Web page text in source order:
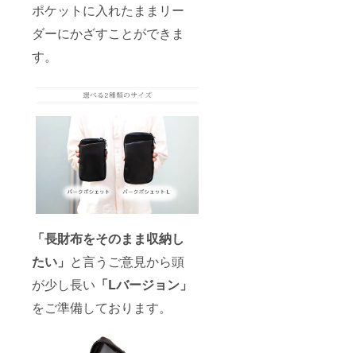
ポケットに入れたままリー
ダーにかざすことができま
す。
「長財布をそのまま収納し
たい」 と言うご意見から頭
が少し長い 「Lバージョン」
をご準備しております。